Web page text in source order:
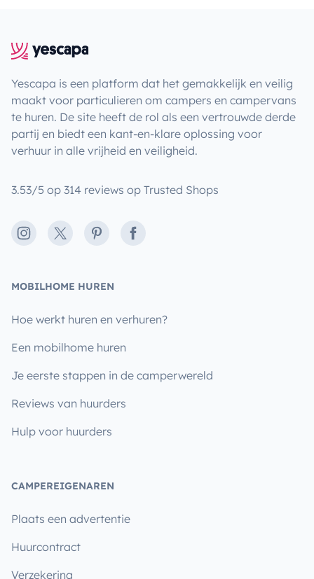
Yescapa is een platform dat het gemakkelijk en veilig
maakt voor particulieren om campers en campervans
te huren. De site heeft de rol als een vertrouwde derde
partij en biedt een kant-en-klare oplossing voor
verhuur in alle vrijheid en veiligheid.
3.53/5 op 314 reviews op Trusted Shops
Instagram
X PinterestFacebook
MOBILHOME HUREN
Hoe werkt huren en verhuren?
Een mobilhome huren
Je eerste stappen in de camperwereld
Reviews van huurders
Hulp voor huurders
CAMPEREIGENAREN
Plaats een advertentie
Huurcontract
Verzekering